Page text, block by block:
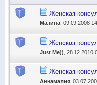
Женская
Малина , 09.09.2008
Женская
Just Me)) , 28.12.2010
Женская
Аннамалия ,